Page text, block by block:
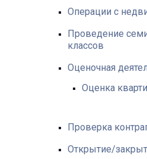
Операции с
Проведение
классов
Оценочная
Оценка
Проверка
Открытие/